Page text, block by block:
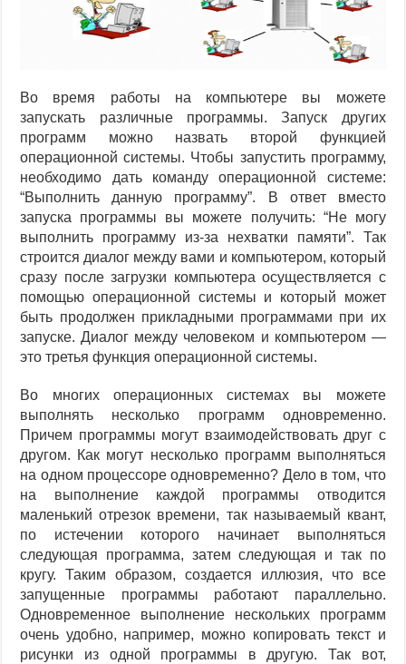
Во время работы на компьютере вы можете
запускать различные программы. Запуск других
программ можно назвать второй функцией
операционной системы. Чтобы запустить программу,
необходимо дать команду операционной системе:
“Выполнить данную программу”. В ответ вместо
запуска программы вы можете получить: “Не могу
выполнить программу из-за нехватки памяти”. Так
строится диалог между вами и компьютером, который
сразу после загрузки компьютера осуществляется с
помощью операционной системы и который может
быть продолжен прикладными программами при их
запуске. Диалог между человеком и компьютером —
это третья функция операционной системы.
Во многих операционных системах вы можете
выполнять несколько программ одновременно.
Причем программы могут взаимодействовать друг с
другом. Как могут несколько программ выполняться
на одном процессоре одновременно? Дело в том, что
на выполнение каждой программы отводится
маленький отрезок времени, так называемый квант,
по истечении которого начинает выполняться
следующая программа, затем следующая и так по
кругу. Таким образом, создается иллюзия, что все
запущенные программы работают параллельно.
Одновременное выполнение нескольких программ
очень удобно, например, можно копировать текст и
рисунки из одной программы в другую. Так вот,